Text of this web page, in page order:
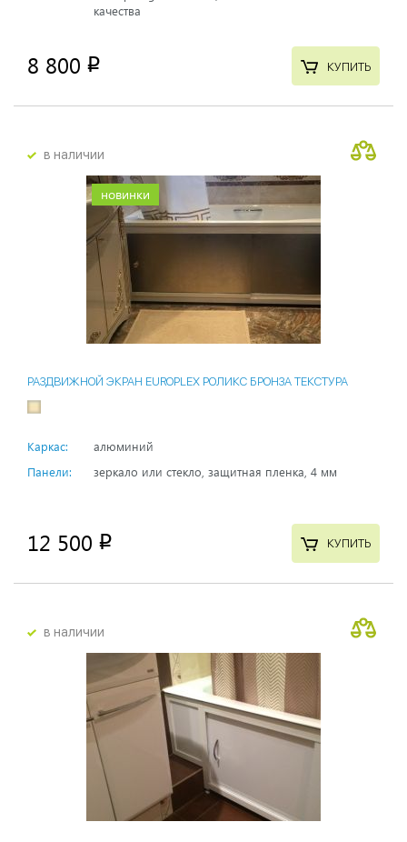
качества
8 800 p КУПИТЬ
в наличии
новинки
РАЗДВИЖНОЙ ЭКРАН EUROPLEX РОЛИКС БРОНЗА ТЕКСТУРА
Каркас:
алюминий
Панели:
зеркало или стекло, защитная пленка, 4 мм
12 500 p КУПИТЬ
в наличии